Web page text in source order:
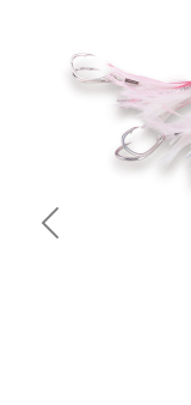
Previous